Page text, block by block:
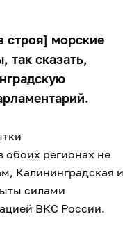
строя] морские
так сказать,
обоих регионах не
Калининградская и
силами
ВКС России.